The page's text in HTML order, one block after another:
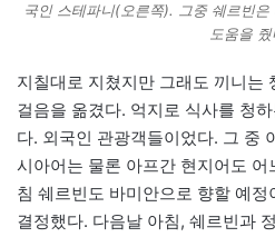
국인 스테파니(오른쪽). 그중 쉐르빈
도움을 줬
지칠대로 지쳤지만 그래도 끼니는
걸음을 옮겼다. 억지로 식사를 청
다. 외국인 관광객들이었다. 그 중
시아어는 물론 아프간 현지어도
침 쉐르빈도 바미안으로 향할 예
결정했다. 다음날 아침, 쉐르빈과